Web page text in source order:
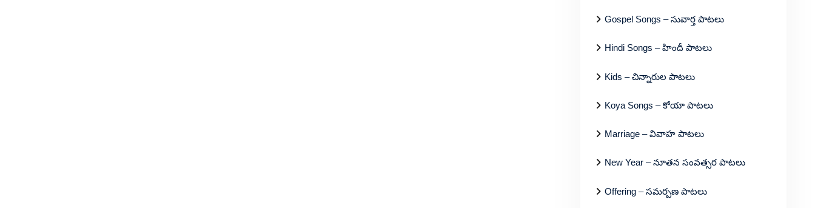
Gospel Songs – సువార్త పాటలు
Hindi Songs – హిందీ పాటలు
Kids – చిన్నారుల పాటలు
Koya Songs – కోయా పాటలు
Marriage – వివాహ పాటలు
New Year – నూతన సంవత్సర పాటలు
Offering – సమర్పణ పాటలు